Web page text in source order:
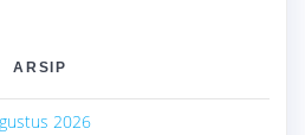
ARSIP
2026